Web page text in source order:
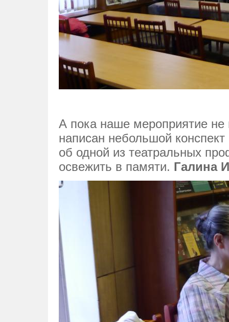
А пока наше мероприятие не
написан небольшой
об одной из театральных
освежить в памяти. Галина